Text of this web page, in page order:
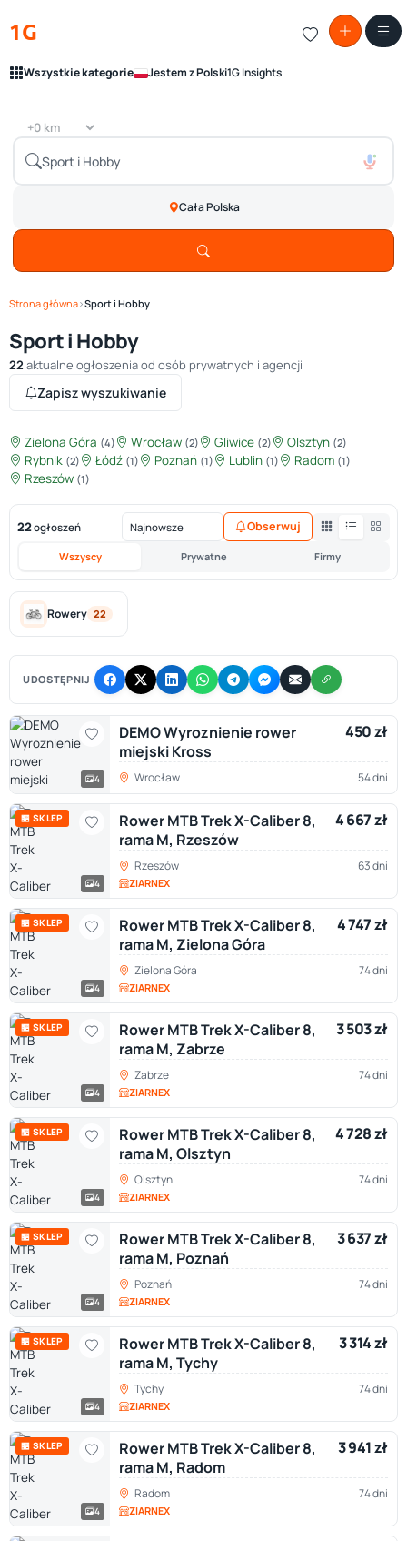
1G
Wszystkie kategorie Jestem z Polski1G Insights
Cała Polska
Strona główna›Sport i Hobby
Sport i Hobby
22 aktualne ogłoszenia od osób prywatnych i agencji
Zapisz wyszukiwanie
Zielona Góra (4) Wrocław (2) Gliwice (2) Olsztyn (2)
Rybnik (2) Łódź (1) Poznań (1) Lublin (1) Radom (1)
Rzeszów (1)
22ogłoszeń
Wszyscy Prywatne Firmy
Obserwuj
Rowery 22
UDOSTĘPNIJ
4
DEMO Wyroznienie rower
miejski Kross
450 zł
Wrocław 54 dni
🏪 SKLEP
4
Rower MTB Trek X-Caliber 8,
rama M, Rzeszów
4 667 zł
Rzeszów 63 dni
ZIARNEX
🏪 SKLEP
4
Rower MTB Trek X-Caliber 8,
rama M, Zielona Góra
4 747 zł
Zielona Góra 74 dni
ZIARNEX
🏪 SKLEP
4
Rower MTB Trek X-Caliber 8,
rama M, Zabrze
3 503 zł
Zabrze 74 dni
ZIARNEX
🏪 SKLEP
4
Rower MTB Trek X-Caliber 8,
rama M, Olsztyn
4 728 zł
Olsztyn 74 dni
ZIARNEX
🏪 SKLEP
4
Rower MTB Trek X-Caliber 8,
rama M, Poznań
3 637 zł
Poznań 74 dni
ZIARNEX
🏪 SKLEP
4
Rower MTB Trek X-Caliber 8,
rama M, Tychy
3 314 zł
Tychy 74 dni
ZIARNEX
🏪 SKLEP
4
Rower MTB Trek X-Caliber 8,
rama M, Radom
3 941 zł
Radom 74 dni
ZIARNEX